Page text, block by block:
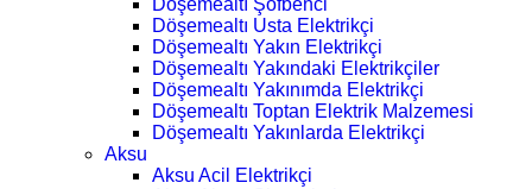
Döşemealtı Şofbenci
Döşemealtı Usta Elektrikçi
Döşemealtı Yakın Elektrikçi
Döşemealtı Yakındaki Elektrikçiler
Döşemealtı Yakınımda Elektrikçi
Döşemealtı Toptan Elektrik Malzemesi
Döşemealtı Yakınlarda Elektrikçi
Aksu
Aksu Acil Elektrikçi